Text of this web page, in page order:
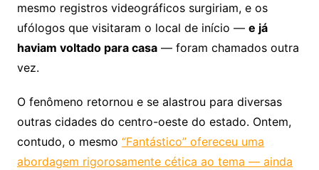
mesmo registros videográficos surgiriam, e os
ufólogos que visitaram o local de início — e já
haviam voltado para casa— foram chamados outra
vez.
O fenômeno retornou e se alastrou para diversas
outras cidades do centro-oeste do estado. Ontem,
contudo, o mesmo “Fantástico” ofereceu uma
abordagem rigorosamente cética ao tema — ainda